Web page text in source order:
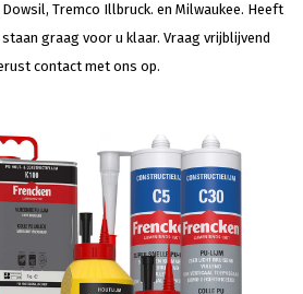
Dowsil, Tremco Illbruck. en Milwaukee. Heeft
graag voor u klaar. Vraag vrijblijvend
contact met ons op.